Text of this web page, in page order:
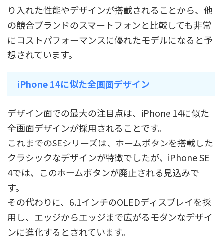
り入れた性能やデザインが搭載されることから、他
の競合ブランドのスマートフォンと比較しても非常
にコストパフォーマンスに優れたモデルになると予
想されています。
iPhone 14に似た全画面デザイン
デザイン面での最大の注目点は、iPhone 14に似た
全画面デザインが採用されることです。
これまでのSEシリーズは、ホームボタンを搭載した
クラシックなデザインが特徴でしたが、iPhone SE
4では、このホームボタンが廃止される見込みで
す。
その代わりに、6.1インチのOLEDディスプレイを採
用し、エッジからエッジまで広がるモダンなデザイ
ンに進化するとされています。